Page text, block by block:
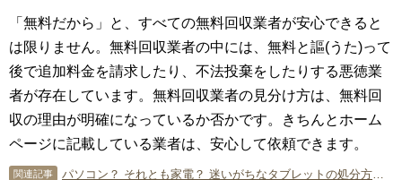
「無料だから」と、すべての無料回収業者が安心できると
は限りません。無料回収業者の中には、無料と謳(うた)って
後で追加料金を請求したり、不法投棄をしたりする悪徳業
者が存在しています。無料回収業者の見分け方は、無料回
収の理由が明確になっているか否かです。きちんとホーム
ページに記載している業者は、安心して依頼できます。
関連記事